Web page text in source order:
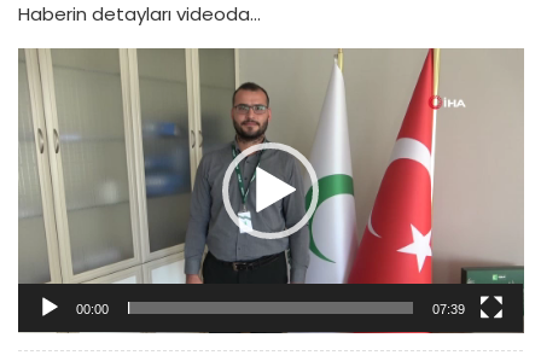
Haberin detayları videoda…
Video oynatıcı
00:00 07:39